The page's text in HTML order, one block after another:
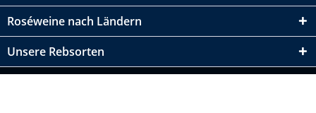
Roséweine nach Ländern
Unsere Rebsorten